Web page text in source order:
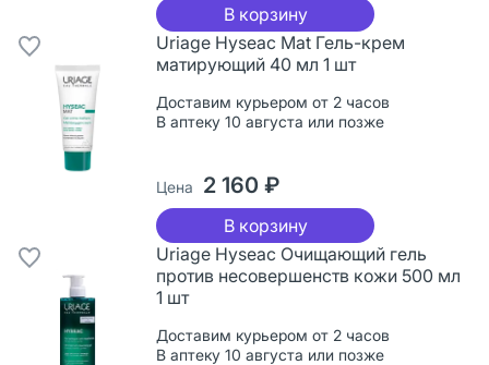
В корзину
Uriage Hyseac Mat Гель-крем
матирующий 40 мл 1 шт
Доставим курьером от 2 часов
В аптеку 10 августа или позже
Цена 2 160 ₽
В корзину
Uriage Hyseac Очищающий гель
против несовершенств кожи 500 мл
1 шт
Доставим курьером от 2 часов
В аптеку 10 августа или позже